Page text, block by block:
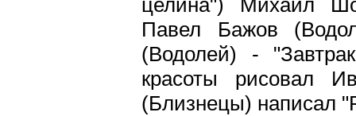
Павел Бажов
(Водолей) -
красоты рисовал
(Близнецы) написал